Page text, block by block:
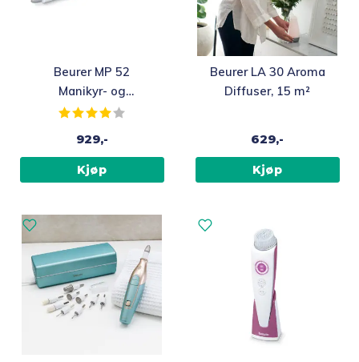
Beurer MP 52
Manikyr- og
pedikyrsett
Karakter:
929,-
Kjøp
Beurer LA 30 Aroma
Diffuser, 15 m²
629,-
Kjøp